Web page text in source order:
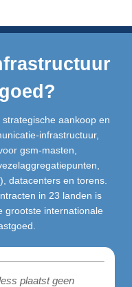
aankoop en
infrastructuur,
gsm-masten,
datacenters en torens.
in 23 landen is
grootste internationale
plaatst geen